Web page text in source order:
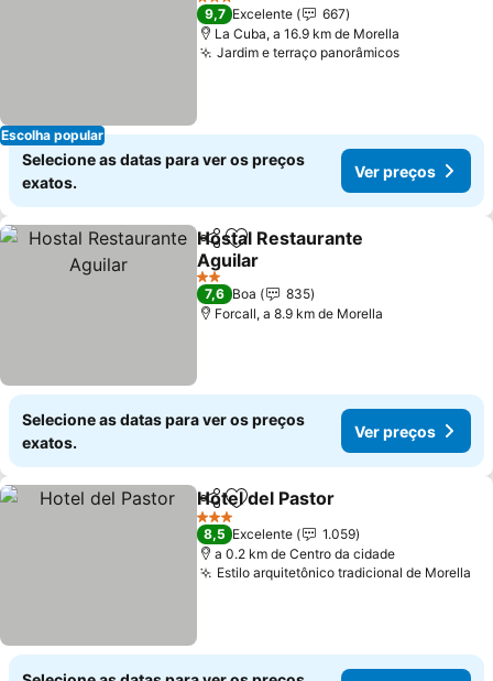
Escolha popular
3 Estrelas
9,7 Excelente
667
La Cuba, a 16.9 km de Morella
Jardim e terraço panorâmicos
Selecione as datas para ver os preços
exatos.
Ver preços
PartilharAdicionar aos favoritos
Hostal Restaurante
Aguilar
2 Estrelas
7,6 Boa
835
Forcall, a 8.9 km de Morella
Selecione as datas para ver os preços
exatos.
Ver preços
PartilharAdicionar aos favoritos
Hotel del Pastor
3 Estrelas
8,5 Excelente
1.059
a 0.2 km de Centro da cidade
Estilo arquitetônico tradicional de Morella